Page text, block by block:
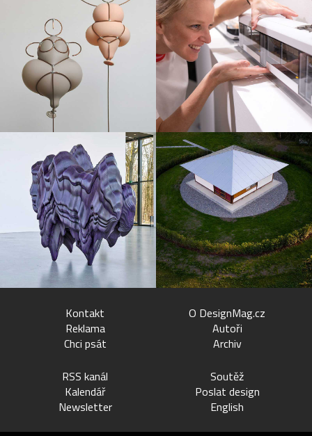
Kontakt
Reklama
Chci psát
O DesignMag.cz
Autoři
Archiv
RSS kanál
Kalendář
Newsletter
Soutěž
Poslat design
English